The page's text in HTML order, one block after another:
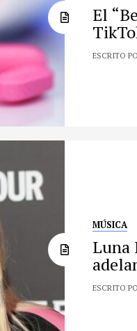
El
ESCRITO
MÚSICA
Luna
ESCRITO